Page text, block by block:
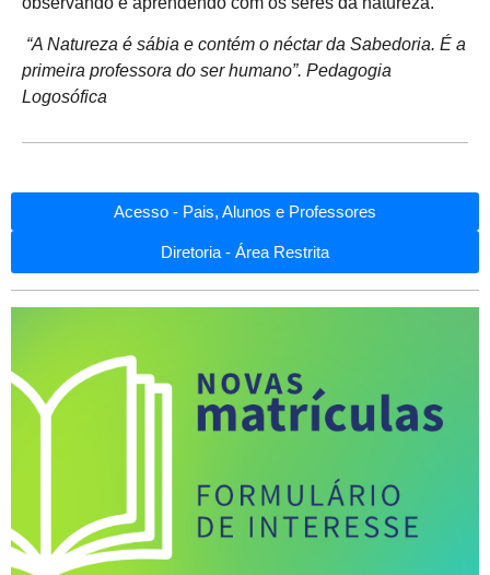
“A Natureza é sábia e contém o néctar da Sabedoria. É a
primeira professora do ser humano”. Pedagogia
Logosófica
Acesso - Pais, Alunos e Professores
Diretoria - Área Restrita